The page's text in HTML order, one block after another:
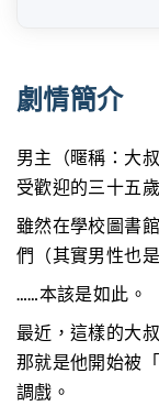
劇情簡介
男主（暱稱：大
受歡迎的三十五
雖然在學校圖書
們（其實男性也
……本該是如此。
最近，這樣的大
那就是他開始被
調戲。